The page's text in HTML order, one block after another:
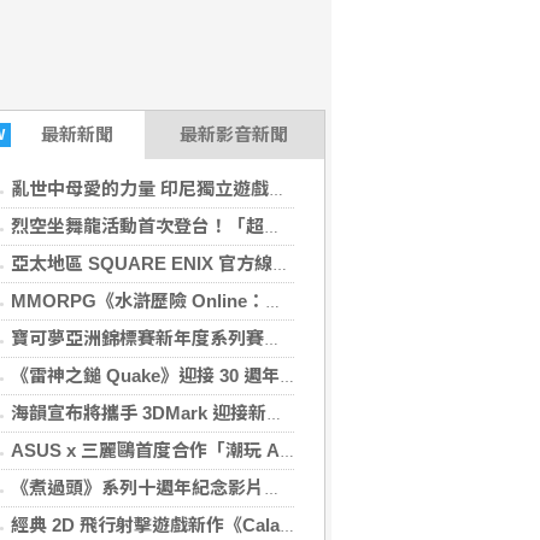
最新新聞 最新影音新聞
亂世中母愛的力量 印尼獨立遊戲《1998：收費員的故事》8/8 登陸 PS5 平台
烈空坐舞龍活動首次登台！「超級烈空坐 ex 降臨祭」於 LaLaport 南港開跑
亞太地區 SQUARE ENIX 官方線上商店擴展服務地區 人氣新商品陸續加入陣容
MMORPG《水滸歷險 Online：重生》已上線 承襲經典玩法並符合現代玩家習慣
寶可夢亞洲錦標賽新年度系列賽正式開幕 全新概念「Pokémon Game On!」同步開跑
《雷神之鎚 Quake》迎接 30 週年今推出免費更新 全新章節《機器曙光》登場
海韻宣布將攜手 3DMark 迎接新一代 GPU 基準測試
ASUS x 三麗鷗首度合作「潮玩 AI 開學祭」 Hello Kitty、布丁狗與酷洛米換上潮流造型
《煮過頭》系列十週年紀念影片曝光 全球玩家累計突破 1 億
經典 2D 飛行射擊遊戲新作《Caladrius２/Dark Element》預定今年冬季登陸主機與 PC 平台